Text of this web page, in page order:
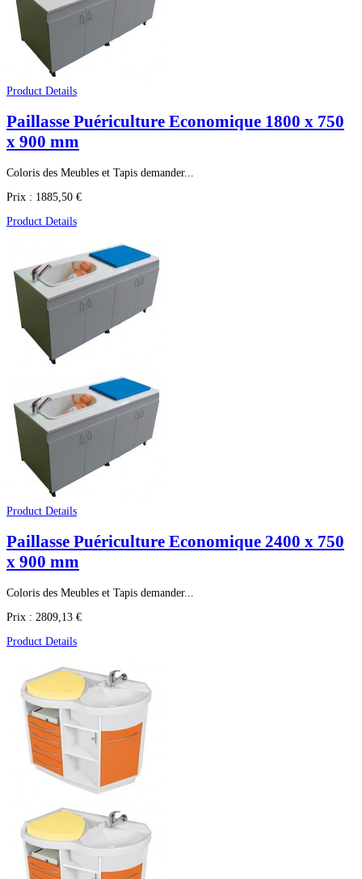
Product Details
Paillasse Puériculture Economique 1800 x 750
x 900 mm
Coloris des Meubles et Tapis demander...
Prix : 1885,50 €
Product Details
Product Details
Paillasse Puériculture Economique 2400 x 750
x 900 mm
Coloris des Meubles et Tapis demander...
Prix : 2809,13 €
Product Details